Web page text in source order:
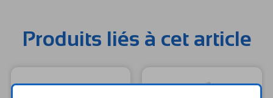
Produits liés à cet article